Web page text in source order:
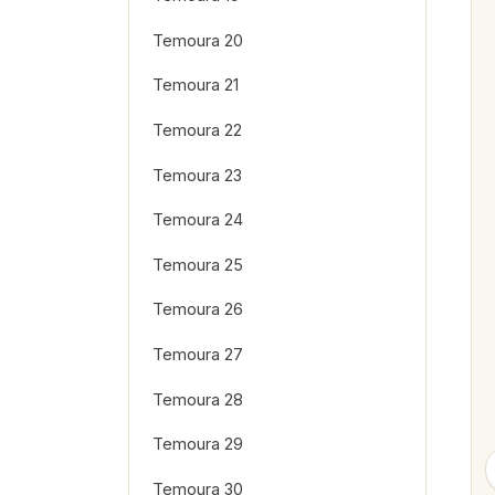
Temoura 20
Temoura 21
Temoura 22
Temoura 23
Temoura 24
Temoura 25
Temoura 26
Temoura 27
Temoura 28
Temoura 29
Temoura 30